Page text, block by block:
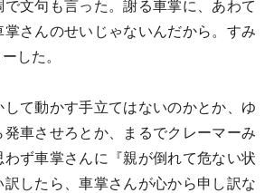
文句も言った。謝る車掌に、あわて
さんのせいじゃないんだから。すみ
した。
して動かす手立てはないのかとか、ゆ
発車させろとか、まるでクレーマーみ
ず車掌さんに『親が倒れて危ない状
したら、車掌さんが心から申し訳な